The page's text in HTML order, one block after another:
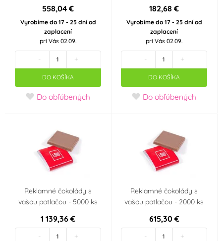
558,04 €
Vyrobíme do 17 - 25 dní od
zaplacení
pri Vás 02.09.
- +
DO KOŠÍKA
Do obľúbených
182,68 €
Vyrobíme do 17 - 25 dní od
zaplacení
pri Vás 02.09.
- +
DO KOŠÍKA
Do obľúbených
Reklamné čokolády s
vašou potlačou - 5000 ks
1 139,36 €
- +
Reklamné čokolády s
vašou potlačou - 2000 ks
615,30 €
- +